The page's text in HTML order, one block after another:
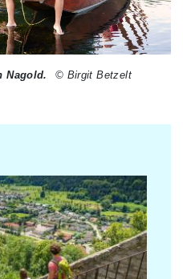
Nagold. © Birgit Betzelt